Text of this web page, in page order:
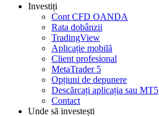
Investiți
Cont CFD OANDA
Rata dobânzii
TradingView
Aplicație mobilă
Client profesional
MetaTrader 5
Opțiuni de depunere
Descărcați aplicația sau MT5
Contact
Unde să investești